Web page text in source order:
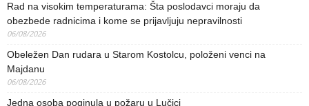
Rad na visokim temperaturama: Šta poslodavci moraju da
obezbede radnicima i kome se prijavljuju nepravilnosti
06/08/2026
Obeležen Dan rudara u Starom Kostolcu, položeni venci na
Majdanu
06/08/2026
Jedna osoba poginula u požaru u Lučici